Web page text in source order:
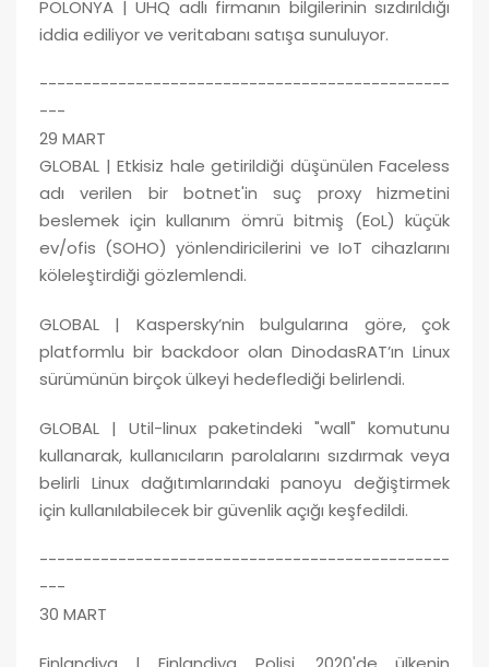
POLONYA | UHQ adlı firmanın bilgilerinin sızdırıldığı
iddia ediliyor ve veritabanı satışa sunuluyor.
-----------------------------------------------
---
29 MART
GLOBAL | Etkisiz hale getirildiği düşünülen Faceless
adı verilen bir botnet'in suç proxy hizmetini
beslemek için kullanım ömrü bitmiş (EoL) küçük
ev/ofis (SOHO) yönlendiricilerini ve IoT cihazlarını
köleleştirdiği gözlemlendi.
GLOBAL | Kaspersky’nin bulgularına göre, çok
platformlu bir backdoor olan DinodasRAT’ın Linux
sürümünün birçok ülkeyi hedeflediği belirlendi.
GLOBAL | Util-linux paketindeki "wall" komutunu
kullanarak, kullanıcıların parolalarını sızdırmak veya
belirli Linux dağıtımlarındaki panoyu değiştirmek
için kullanılabilecek bir güvenlik açığı keşfedildi.
-----------------------------------------------
---
30 MART